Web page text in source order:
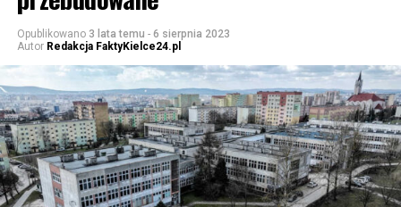
Opublikowano 3 lata temu - 6 sierpnia 2023
Autor Redakcja FaktyKielce24.pl